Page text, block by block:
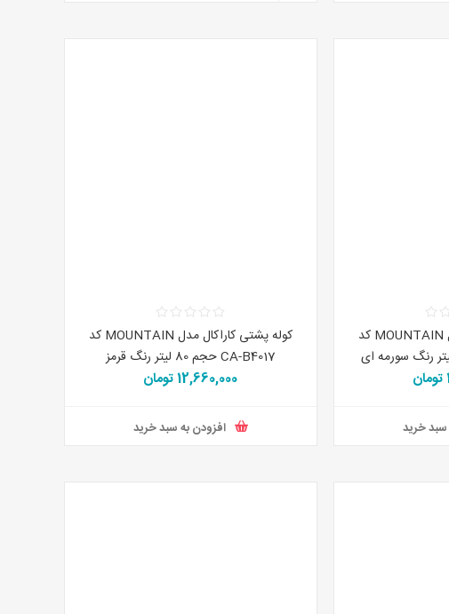
کوله پشتی کاراکال مدل MOUNTAIN کد
سبد خرید
کوله پشتی کاراکال مدل MOUNTAIN کد
CA-B4017 حجم 80 لیتر رنگ قرمز
12,660,000 تومان
افزودن به سبد خرید